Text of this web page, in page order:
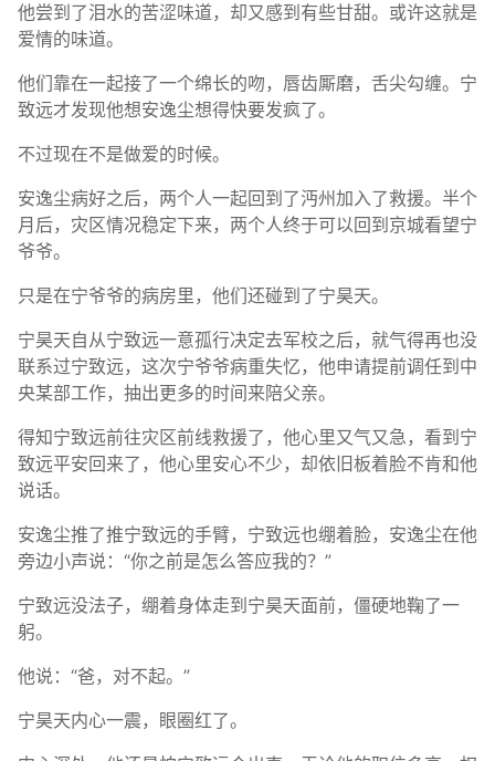
他尝到了泪水的苦涩味道，却又感到有些甘甜。或许这就是
爱情的味道。
他们靠在一起接了一个绵长的吻，唇齿厮磨，舌尖勾缠。宁
致远才发现他想安逸尘想得快要发疯了。
不过现在不是做爱的时候。
安逸尘病好之后，两个人一起回到了沔州加入了救援。半个
月后，灾区情况稳定下来，两个人终于可以回到京城看望宁
爷爷。
只是在宁爷爷的病房里，他们还碰到了宁昊天。
宁昊天自从宁致远一意孤行决定去军校之后，就气得再也没
联系过宁致远，这次宁爷爷病重失忆，他申请提前调任到中
央某部工作，抽出更多的时间来陪父亲。
得知宁致远前往灾区前线救援了，他心里又气又急，看到宁
致远平安回来了，他心里安心不少，却依旧板着脸不肯和他
说话。
安逸尘推了推宁致远的手臂，宁致远也绷着脸，安逸尘在他
旁边小声说：“你之前是怎么答应我的？”
宁致远没法子，绷着身体走到宁昊天面前，僵硬地鞠了一
躬。
他说：“爸，对不起。”
宁昊天内心一震，眼圈红了。